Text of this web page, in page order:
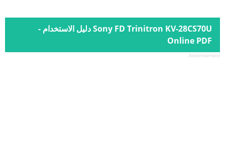
Sony FD Trinitron KV-28CS70U دليل الاستخدام -
Online PDF
Advertisement